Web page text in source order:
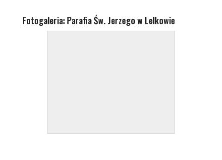
Fotogaleria: Parafia Św. Jerzego w Lelkowie